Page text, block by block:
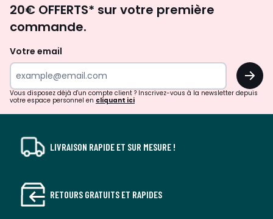
d'inspirations
surprises?
20€ OFFERTS* sur votre première
commande.
Votre email
OK
Vous disposez déjà d'un compte client ? Inscrivez-vous à la newsletter depuis
votre espace personnel en cliquant ici
LIVRAISON RAPIDE ET SUR MESURE !
RETOURS GRATUITS ET RAPIDES